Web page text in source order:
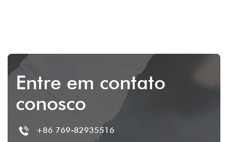
Entre em contato
conosco
+86 769-82935516